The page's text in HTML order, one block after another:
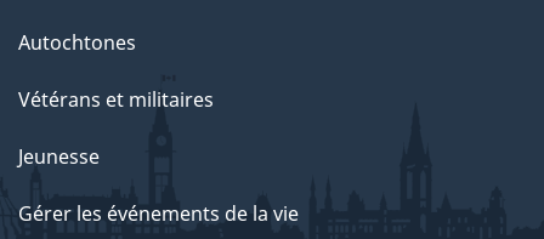
Autochtones
Vétérans et militaires
Jeunesse
Gérer les événements de la vie